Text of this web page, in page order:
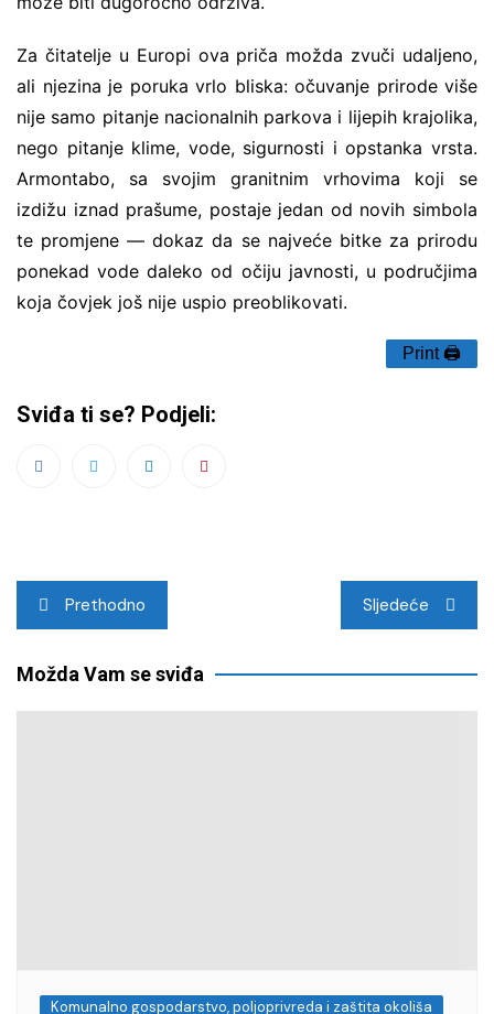
Za čitatelje u Europi ova priča možda zvuči udaljeno,
ali njezina je poruka vrlo bliska: očuvanje prirode više
nije samo pitanje nacionalnih parkova i lijepih krajolika,
nego pitanje klime, vode, sigurnosti i opstanka vrsta.
Armontabo, sa svojim granitnim vrhovima koji se
izdižu iznad prašume, postaje jedan od novih simbola
te promjene — dokaz da se najveće bitke za prirodu
ponekad vode daleko od očiju javnosti, u područjima
koja čovjek još nije uspio preoblikovati.
Print 🖨
Sviđa ti se? Podjeli:
Navigacija
objava
Prethodno Sljedeće
Možda Vam se sviđa
Komunalno gospodarstvo, poljoprivreda i zaštita okoliša